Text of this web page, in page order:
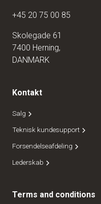
+45 20 75 00 85
Skolegade 61
7400 Herning,
DANMARK
Kontakt
Salg
Teknisk kundesupport
Forsendelseafdeling
Lederskab
Terms and conditions